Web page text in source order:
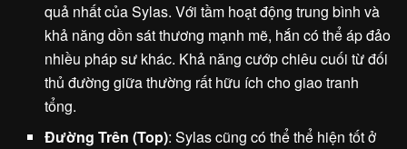
quả nhất của Sylas. Với tầm hoạt động trung bình và
khả năng dồn sát thương mạnh mẽ, hắn có thể áp đảo
nhiều pháp sư khác. Khả năng cướp chiêu cuối từ đối
thủ đường giữa thường rất hữu ích cho giao tranh
tổng.
Đường Trên (Top): Sylas cũng có thể thể hiện tốt ở